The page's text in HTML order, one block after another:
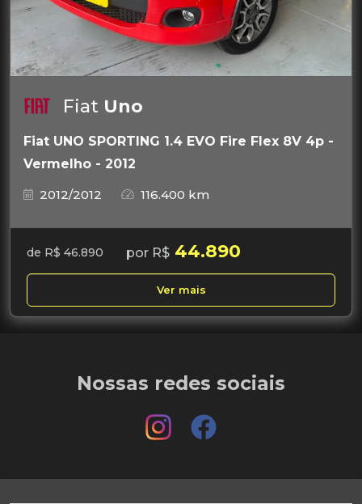
Fiat Uno
Fiat UNO SPORTING 1.4 EVO Fire Flex 8V 4p -
Vermelho - 2012
2012/2012
116.400 km
de R$ 46.890 por R$ 44.890
Ver mais
Nossas redes sociais